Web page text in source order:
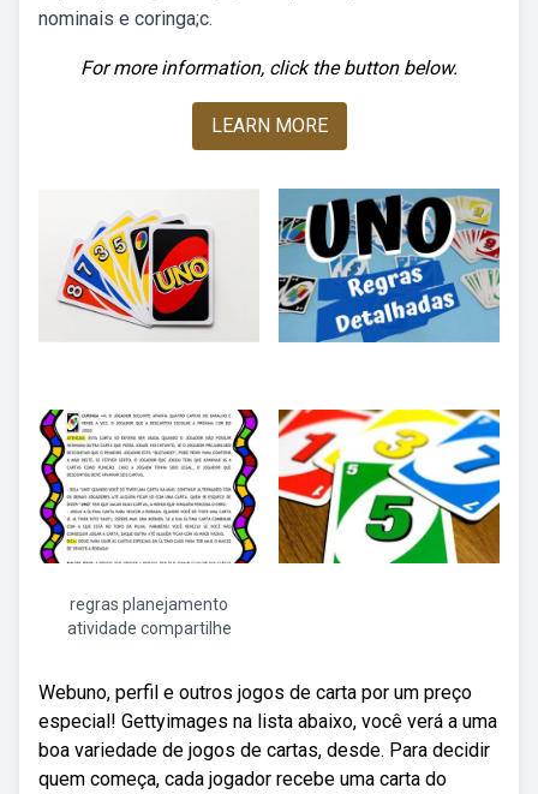
nominais e coringa;c.
For more information, click the button below.
LEARN MORE
regras planejamento
atividade compartilhe
Webuno, perfil e outros jogos de carta por um preço
especial! Gettyimages na lista abaixo, você verá a uma
boa variedade de jogos de cartas, desde. Para decidir
quem começa, cada jogador recebe uma carta do